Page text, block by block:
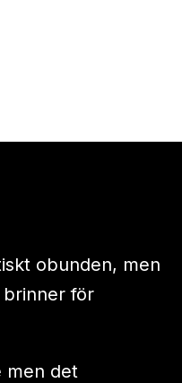
obunden, men
brinner för
men det